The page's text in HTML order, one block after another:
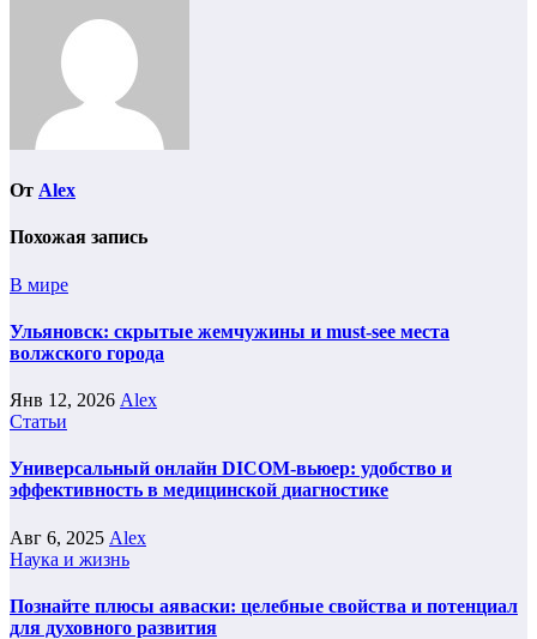
От Alex
Похожая запись
В мире
Ульяновск: скрытые жемчужины и must-see места
волжского города
Янв 12, 2026 Alex
Статьи
Универсальный онлайн DICOM-вьюер: удобство и
эффективность в медицинской диагностике
Авг 6, 2025 Alex
Наука и жизнь
Познайте плюсы аяваски: целебные свойства и потенциал
для духовного развития